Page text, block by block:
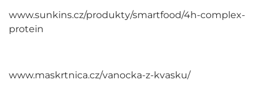
www.sunkins.cz/produkty/smartfood/4h-complex-
protein
www.maskrtnica.cz/vanocka-z-kvasku/